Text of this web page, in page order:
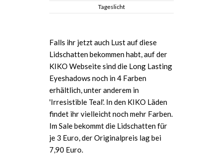
Tageslicht
Falls ihr jetzt auch Lust auf diese
Lidschatten bekommen habt, auf der
KIKO Webseite sind die Long Lasting
Eyeshadows noch in 4 Farben
erhältlich, unter anderem in
'Irresistible Teal'. In den KIKO Läden
findet ihr vielleicht noch mehr Farben.
Im Sale bekommt die Lidschatten für
je 3 Euro, der Originalpreis lag bei
7,90 Euro.